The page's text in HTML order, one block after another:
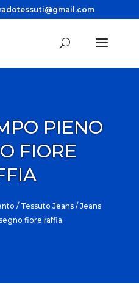
PIENO
FIORE
/ Tessuto Jeans / Jeans
fiore raffia